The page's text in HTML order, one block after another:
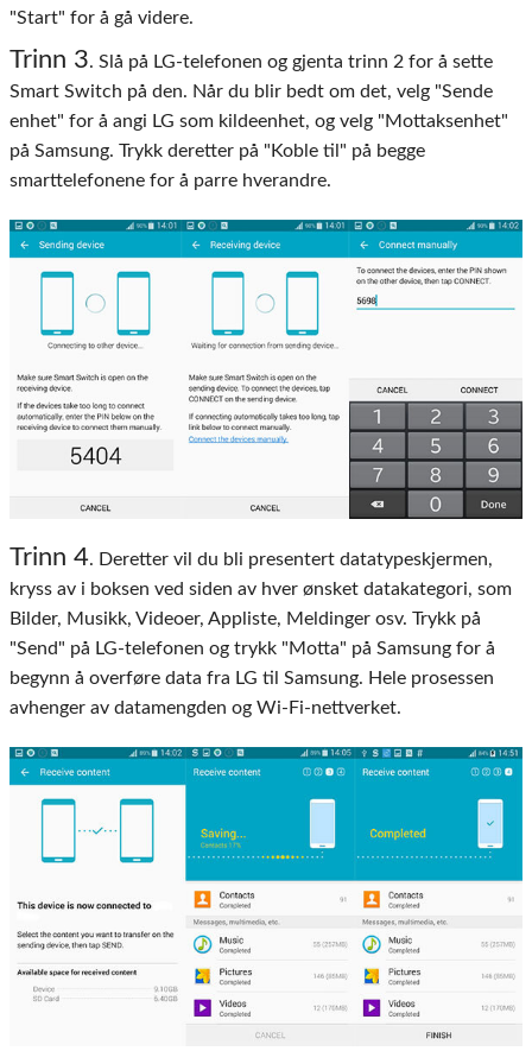
"Start" for å gå videre.
Trinn 3. Slå på LG-telefonen og gjenta trinn 2 for å sette
Smart Switch på den. Når du blir bedt om det, velg "Sende
enhet" for å angi LG som kildeenhet, og velg "Mottaksenhet"
på Samsung. Trykk deretter på "Koble til" på begge
smarttelefonene for å parre hverandre.
Trinn 4. Deretter vil du bli presentert datatypeskjermen,
kryss av i boksen ved siden av hver ønsket datakategori, som
Bilder, Musikk, Videoer, Appliste, Meldinger osv. Trykk på
"Send" på LG-telefonen og trykk "Motta" på Samsung for å
begynn å overføre data fra LG til Samsung. Hele prosessen
avhenger av datamengden og Wi-Fi-nettverket.